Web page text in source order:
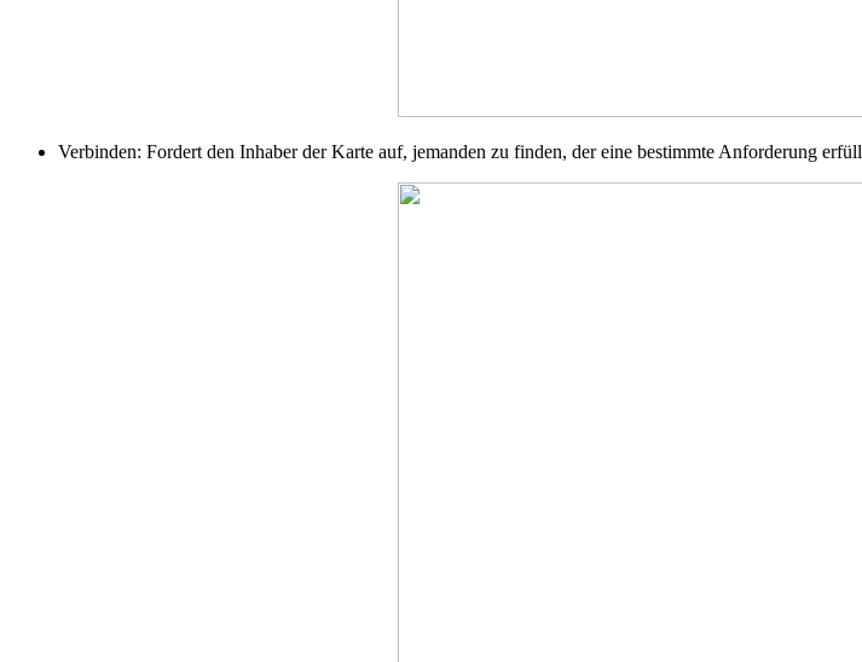
Verbinden: Fordert den Inhaber der Karte auf, jemanden zu finden, der eine bestimmte Anforderung